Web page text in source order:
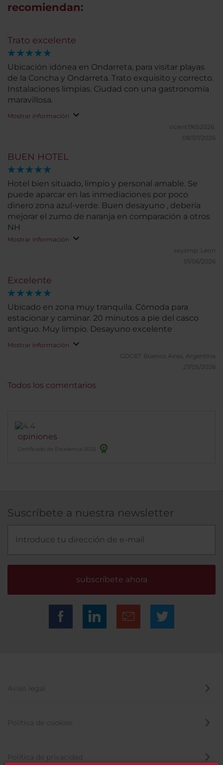
recomiendan:
Trato excelente
Ubicación idónea en Ondarreta, para visitar playas
de la Concha y Ondarreta. Trato exquisito y correcto.
Instalaciones limpias. Ciudad con una gastronomía
maravillosa.
Mostrar información
vicent19652026.
08/07/2026
BUEN HOTEL
Hotel bien situado, limpio y personal amable. Se
puede aparcar en las inmediaciones por poco
dinero zona azul-verde. Buen desayuno , debería
mejorar el zumo de naranja en comparación a otros
NH
Mostrar información
soysmp.
Leon
01/06/2026
Excelente
Ubicado en zona muy tranquila. Cómoda para
estacionar y caminar. 20 minutos a pie del casco
antiguo. Muy limpio. Desayuno excelente
Mostrar información
GDC67. Buenos Aires, Argentina
27/05/2026
opiniones
Certificado de Excelencia 2025
Todos los comentarios
Suscríbete a nuestra newsletter
subscríbete ahora
Aviso legal
Política de cookies
Política de privacidad